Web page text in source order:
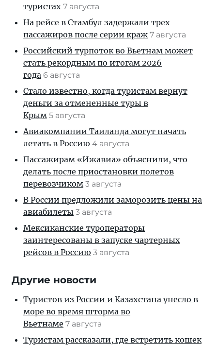
туристах 7 августа
На рейсе в Стамбул задержали трех
пассажиров после серии краж 7 августа
Российский турпоток во Вьетнам может
стать рекордным по итогам 2026
года 6 августа
Стало известно, когда туристам вернут
деньги за отмененные туры в
Крым 5 августа
Авиакомпании Таиланда могут начать
летать в Россию 4 августа
Пассажирам «Ижавиа» объяснили, что
делать после приостановки полетов
перевозчиком 3 августа
В России предложили заморозить цены на
авиабилеты 3 августа
Мексиканские туроператоры
заинтересованы в запуске чартерных
рейсов в Россию 3 августа
Другие новости
Туристов из России и Казахстана унесло в
море во время шторма во
Вьетнаме 7 августа
Туристам рассказали, где встретить кошек